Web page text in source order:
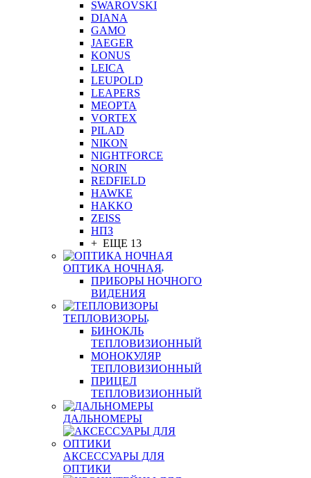
SWAROVSKI
DIANA
GAMO
JAEGER
KONUS
LEICA
LEUPOLD
LEAPERS
MEOPTA
VORTEX
PILAD
NIKON
NIGHTFORCE
NORIN
REDFIELD
HAWKE
HAKKO
ZEISS
НПЗ
+ ЕЩЕ 13
ОПТИКА НОЧНАЯ
ПРИБОРЫ НОЧНОГО
ВИДЕНИЯ
ТЕПЛОВИЗОРЫ
БИНОКЛЬ
ТЕПЛОВИЗИОННЫЙ
МОНОКУЛЯР
ТЕПЛОВИЗИОННЫЙ
ПРИЦЕЛ
ТЕПЛОВИЗИОННЫЙ
ДАЛЬНОМЕРЫ
АКСЕССУАРЫ ДЛЯ
ОПТИКИ